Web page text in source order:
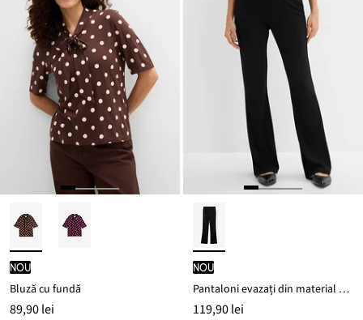
nou
Bluză cu fundă
89,90 lei
nou
Pantaloni evazați din material Punto di Roma
119,90 lei